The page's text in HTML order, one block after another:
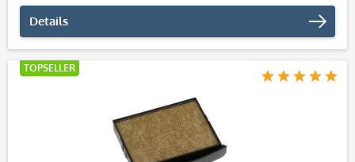
Details
TOPSELLER